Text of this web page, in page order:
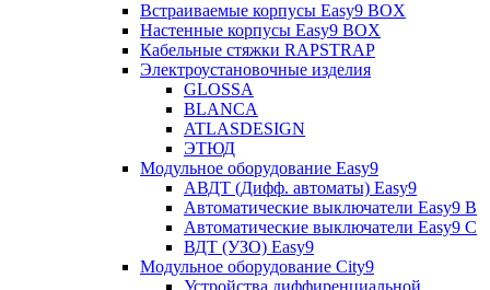
Встраиваемые корпусы Easy9 BOX
Настенные корпусы Easy9 BOX
Кабельные стяжки RAPSTRAP
Электроустановочные изделия
GLOSSA
BLANCA
ATLASDESIGN
ЭТЮД
Модульное оборудование Easy9
АВДТ (Дифф. автоматы) Easy9
Автоматические выключатели Easy9 В
Автоматические выключатели Easy9 С
ВДТ (УЗО) Easy9
Модульное оборудование City9
Устройства диффиренциальной